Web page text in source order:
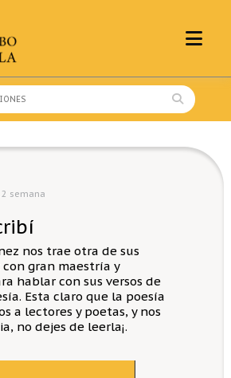
semana
nos trae otra de sus
con gran maestría y
hablar con sus versos de
Esta claro que la poesía
a lectores y poetas, y nos
no dejes de leerla¡.